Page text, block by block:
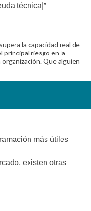
técnica|*
la capacidad real de
principal riesgo en la
Que alguien
más útiles
existen otras